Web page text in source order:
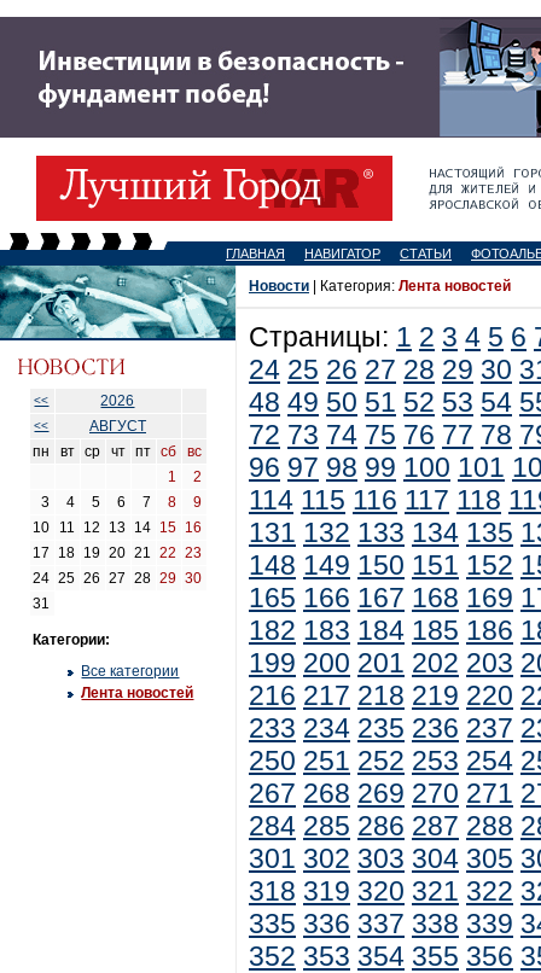
ГЛАВНАЯ НАВИГАТОР СТАТЬИ
<< 2026
<<
АВГУСТ
пн
вт ср чт пт сб
вс
1
2
3
4 5 6 7 8
9
10
11 12 13 14 15 16
17
18 19 20 21 22
23
24 25 26 27 28 29 30
31
Категории:
Все категории
Лента новостей
Новости | Категория: Лента новостей
Страницы: 1 2 3 4 5 6
24 25 26 27 28 29 30
48 49 50 51 52 53 54
72 73 74 75 76 77 78
96 97 98 99 100 101
114 115 116 117 118
131 132 133 134 135
148 149 150 151 152
165 166 167 168 169
182 183 184 185 186
199 200 201 202 203
216 217 218 219 220
233 234 235 236 237
250 251 252 253 254
267 268 269 270 271
284 285 286 287 288
301 302 303 304 305
318 319 320 321 322
335 336 337 338 339
352 353 354 355 356